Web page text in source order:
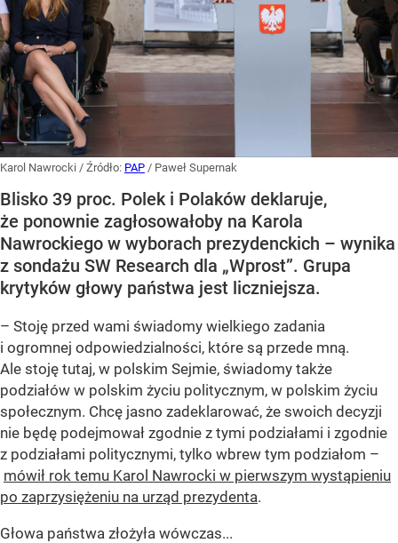
Karol Nawrocki / Źródło: PAP / Paweł Supernak
Blisko 39 proc. Polek i Polaków deklaruje,
że ponownie zagłosowałoby na Karola
Nawrockiego w wyborach prezydenckich – wynika
z sondażu SW Research dla „Wprost”. Grupa
krytyków głowy państwa jest liczniejsza.
– Stoję przed wami świadomy wielkiego zadania
i ogromnej odpowiedzialności, które są przede mną.
Ale stoję tutaj, w polskim Sejmie, świadomy także
podziałów w polskim życiu politycznym, w polskim życiu
społecznym. Chcę jasno zadeklarować, że swoich decyzji
nie będę podejmował zgodnie z tymi podziałami i zgodnie
z podziałami politycznymi, tylko wbrew tym podziałom –
mówił rok temu Karol Nawrocki w pierwszym wystąpieniu
po zaprzysiężeniu na urząd prezydenta.
Głowa państwa złożyła wówczas...